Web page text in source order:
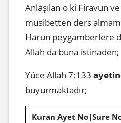
Anlaşılan o ki Firavun
musibetten ders
Harun peygamberlere
Allah da buna istinaden;
Yüce Allah 7:133
buyurmaktadır;
Kuran Ayet No|Sure